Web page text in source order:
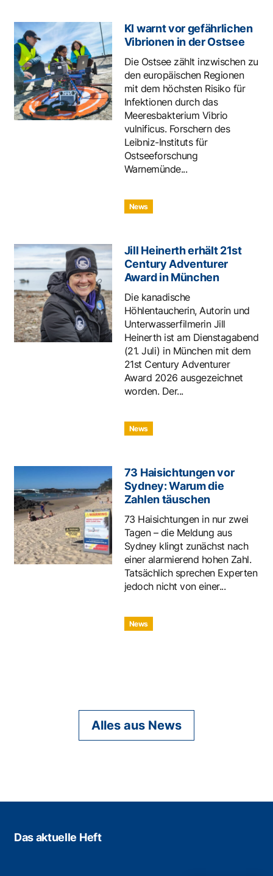
KI warnt vor gefährlichen
Vibrionen in der Ostsee
Die Ostsee zählt inzwischen zu
den europäischen Regionen
mit dem höchsten Risiko für
Infektionen durch das
Meeresbakterium Vibrio
vulnificus. Forschern des
Leibniz-Instituts für
Ostseeforschung
Warnemünde...
News
Jill Heinerth erhält 21st
Century Adventurer
Award in München
Die kanadische
Höhlentaucherin, Autorin und
Unterwasserfilmerin Jill
Heinerth ist am Dienstagabend
(21. Juli) in München mit dem
21st Century Adventurer
Award 2026 ausgezeichnet
worden. Der...
News
73 Haisichtungen vor
Sydney: Warum die
Zahlen täuschen
73 Haisichtungen in nur zwei
Tagen – die Meldung aus
Sydney klingt zunächst nach
einer alarmierend hohen Zahl.
Tatsächlich sprechen Experten
jedoch nicht von einer...
News
Alles aus News
Das aktuelle Heft